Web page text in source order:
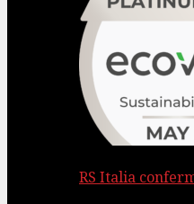
RS Italia